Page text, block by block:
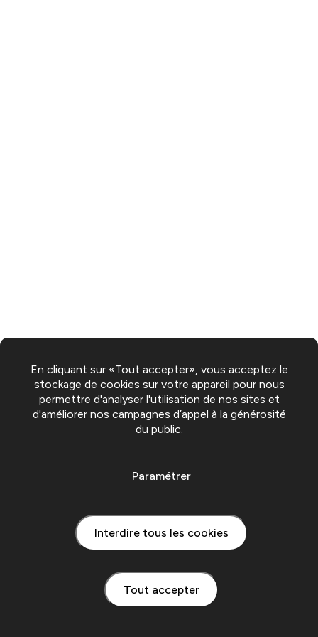
En cliquant sur «Tout accepter», vous acceptez le
stockage de cookies sur votre appareil pour nous
permettre d'analyser l'utilisation de nos sites et
d'améliorer nos campagnes d’appel à la générosité
du public.
Tout accepter
Interdire tous les cookies
Paramétrer